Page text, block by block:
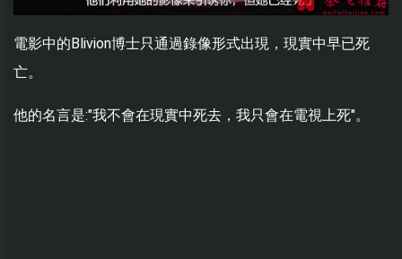
電影中的Blivion博士只通過錄像形式出現，現實中早已死
亡。
他的名言是:"我不會在現實中死去，我只會在電視上死"。